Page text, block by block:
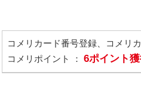
コメリカード番号登録、コメリ
コメリポイント ： 6ポイント